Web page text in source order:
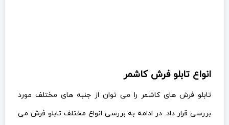
انواع تابلو فرش کاشمر
تابلو فرش های کاشمر را می توان از جنبه های مختلف مورد
بررسی قرار داد. در ادامه به بررسی انواع مختلف تابلو فرش می